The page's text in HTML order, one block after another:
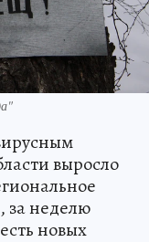
выросло
за неделю
новых